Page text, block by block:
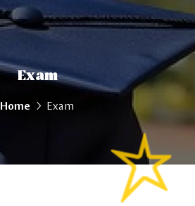
Exam
Home Exam